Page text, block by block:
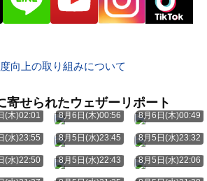
向上の取り組みについて
寄せられたウェザーリポート
(木)02:01 8月6日(木)00:56 8月6日(木)00:49
(水)23:55 8月5日(水)23:45 8月5日(水)23:32
(水)22:50 8月5日(水)22:43 8月5日(水)22:06